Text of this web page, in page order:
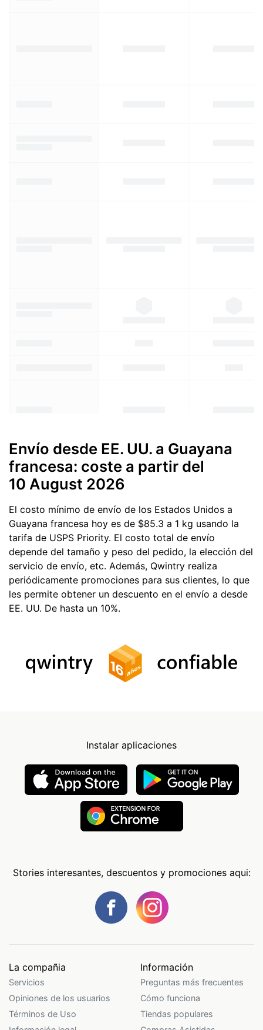
Envío desde EE. UU. a Guayana
francesa: coste a partir del
10 August 2026
El costo mínimo de envío de los Estados Unidos a
Guayana francesa hoy es de $85.3 a 1 kg usando la
tarifa de USPS Priority. El costo total de envío
depende del tamaño y peso del pedido, la elección del
servicio de envío, etc. Además, Qwintry realiza
periódicamente promociones para sus clientes, lo que
les permite obtener un descuento en el envío a desde
EE. UU. De hasta un 10%.
Instalar aplicaciones
Stories interesantes, descuentos y promociones aqui:
La compañia
Servicios
Opiniones de los usuarios
Términos de Uso
Información
Preguntas más frecuentes
Cómo funciona
Tiendas populares